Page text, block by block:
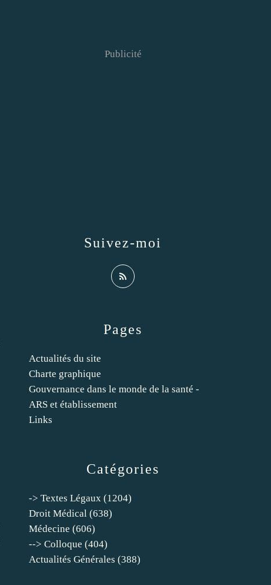
Catégories
-> Textes Légaux (1204)
Droit Médical (638)
Médecine (606)
--> Colloque (404)
Actualités Générales (388)
Pages
Actualités du site
Charte graphique
Gouvernance dans le monde de la santé -
ARS et établissement
Links
Suivez-moi
Publicité